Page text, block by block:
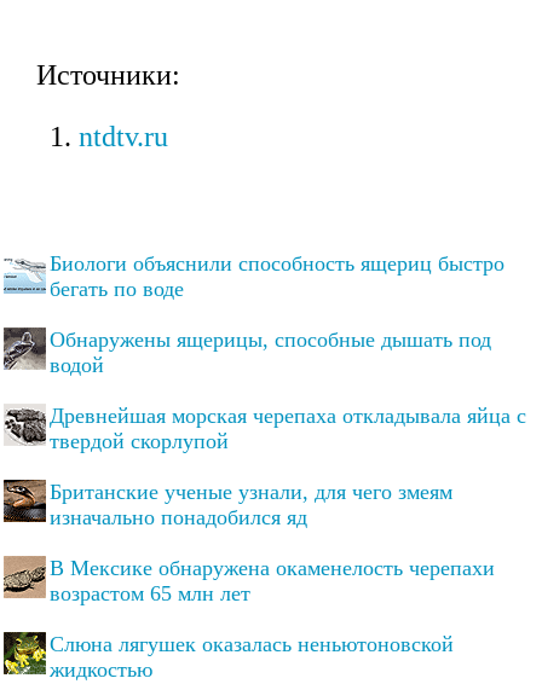
Источники:
ntdtv.ru
Биологи объяснили способность ящериц быстро
бегать по воде
Обнаружены ящерицы, способные дышать под
водой
Древнейшая морская черепаха откладывала яйца с
твердой скорлупой
Британские ученые узнали, для чего змеям
изначально понадобился яд
В Мексике обнаружена окаменелость черепахи
возрастом 65 млн лет
Слюна лягушек оказалась неньютоновской
жидкостью